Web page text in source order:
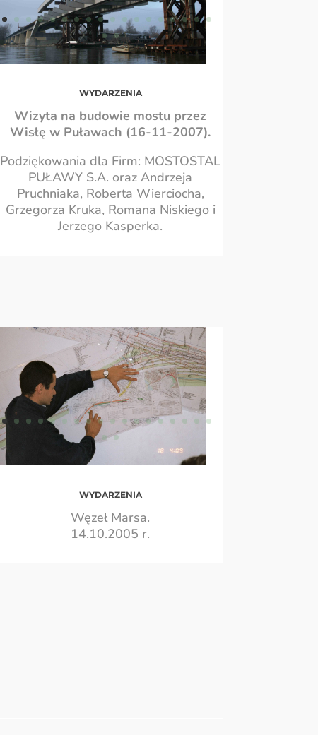
WYDARZENIA
Wizyta na budowie mostu przez
Wisłę w Puławach (16-11-2007).
Podziękowania dla Firm: MOSTOSTAL
PUŁAWY S.A. oraz Andrzeja
Pruchniaka, Roberta Wierciocha,
Grzegorza Kruka, Romana Niskiego i
Jerzego Kasperka.
WYDARZENIA
Węzeł Marsa.
14.10.2005 r.